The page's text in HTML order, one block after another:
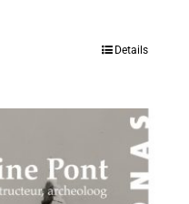
Details